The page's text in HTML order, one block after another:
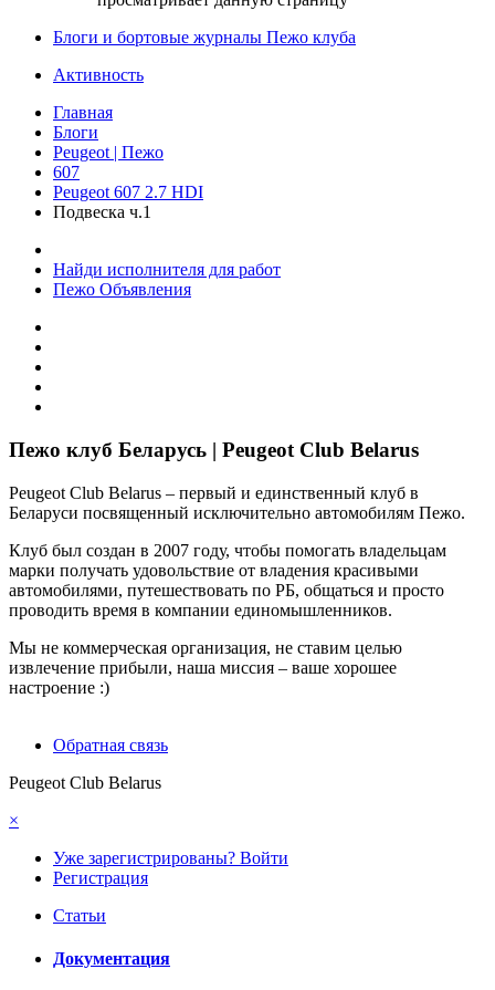
Блоги и бортовые журналы Пежо клуба
Активность
Главная
Блоги
Peugeot | Пежо
607
Peugeot 607 2.7 HDI
Подвеска ч.1
Найди исполнителя для работ
Пежо Объявления
Пежо клуб Беларусь | Peugeot Club Belarus
Peugeot Club Belarus – первый и единственный клуб в
Беларуси посвященный исключительно автомобилям Пежо.
Клуб был создан в 2007 году, чтобы помогать владельцам
марки получать удовольствие от владения красивыми
автомобилями, путешествовать по РБ, общаться и просто
проводить время в компании единомышленников.
Мы не коммерческая организация, не ставим целью
извлечение прибыли, наша миссия – ваше хорошее
настроение :)
Обратная связь
Peugeot Club Belarus
×
Уже зарегистрированы? Войти
Регистрация
Статьи
Документация